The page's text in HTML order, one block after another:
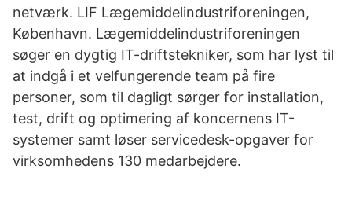
netværk. LIF Lægemiddelindustriforeningen,
København. Lægemiddelindustriforeningen
søger en dygtig IT-driftstekniker, som har lyst til
at indgå i et velfungerende team på fire
personer, som til dagligt sørger for installation,
test, drift og optimering af koncernens IT-
systemer samt løser servicedesk-opgaver for
virksomhedens 130 medarbejdere.